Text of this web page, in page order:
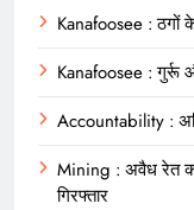
Kanafoosee : ठगों के
Kanafoosee : गुर्रू
Accountability :
Mining : अवैध रेत
गिरफ्तार